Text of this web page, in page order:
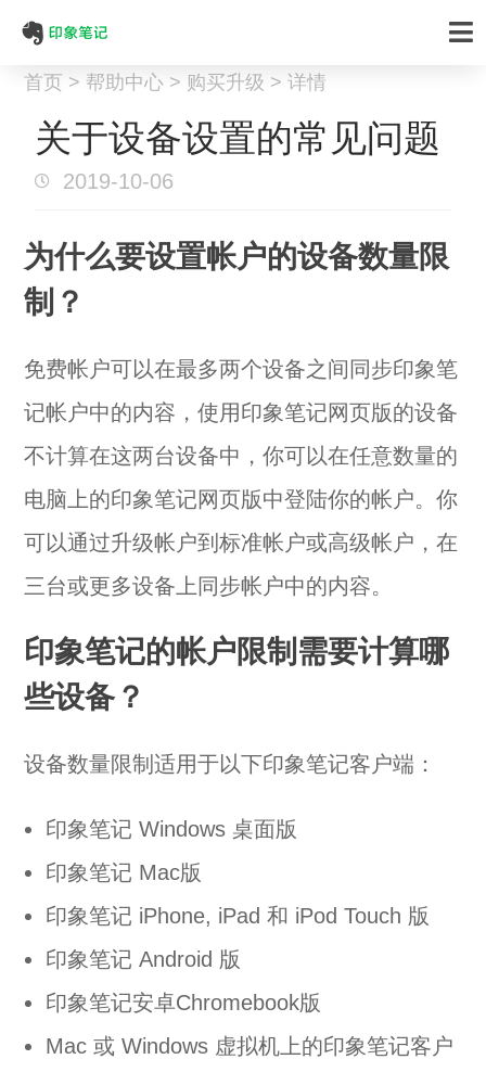
首页 > 帮助中心 > 购买升级 > 详情
关于设备设置的常见问题
2019-10-06
为什么要设置帐户的设备数量限
制？
免费帐户可以在最多两个设备之间同步印象笔
记帐户中的内容，使用印象笔记网页版的设备
不计算在这两台设备中，你可以在任意数量的
电脑上的印象笔记网页版中登陆你的帐户。你
可以通过升级帐户到标准帐户或高级帐户，在
三台或更多设备上同步帐户中的内容。
印象笔记的帐户限制需要计算哪
些设备？
设备数量限制适用于以下印象笔记客户端：
印象笔记 Windows 桌面版
印象笔记 Mac版
印象笔记 iPhone, iPad 和 iPod Touch 版
印象笔记 Android 版
印象笔记安卓Chromebook版
Mac 或 Windows 虚拟机上的印象笔记客户